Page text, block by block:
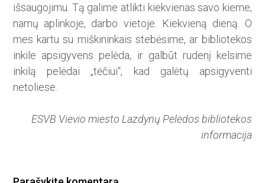
išsaugojimu. Tą galime atlikti kiekvienas savo kieme,
namų aplinkoje, darbo vietoje. Kiekvieną dieną. O
mes kartu su miškininkais stebėsime, ar bibliotekos
inkile apsigyvens pelėda, ir galbūt rudenį kelsime
inkilą pelėdai „tėčiui“, kad galėtų apsigyventi
netoliese.
ESVB Vievio miesto Lazdynų Pelėdos bibliotekos
informacija